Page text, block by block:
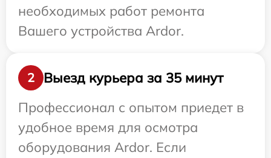
необходимых работ ремонта
Вашего устройства Ardor.
2
Выезд курьера за 35 минут
Профессионал с опытом приедет в
удобное время для осмотра
оборудования Ardor. Если